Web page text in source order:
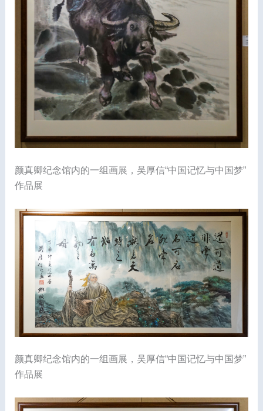
颜真卿纪念馆内的一组画展，吴厚信“中国记忆与中国梦”
作品展
颜真卿纪念馆内的一组画展，吴厚信“中国记忆与中国梦”
作品展